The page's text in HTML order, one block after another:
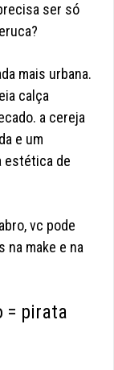
ser só
mais urbana.
calça
a cereja
e um
estética de
vc pode
na make e na
= pirata